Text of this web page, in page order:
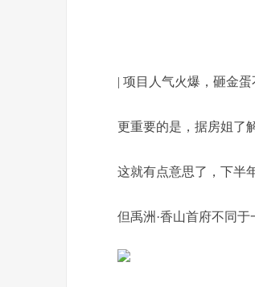
| 项目人气火爆，砸金蛋
更重要的是，据房姐了
这就有点意思了，下半
但禹洲·香山首府不同